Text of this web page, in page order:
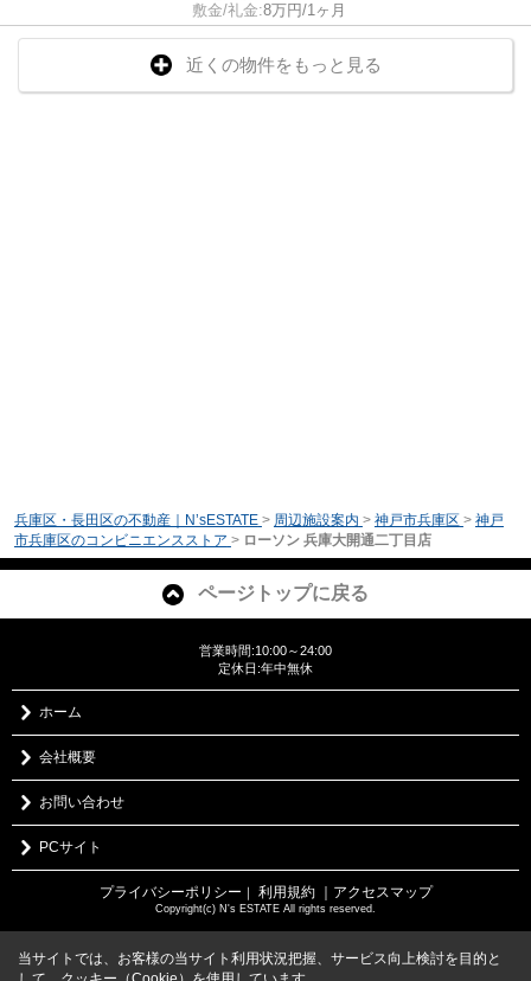
敷金/礼金:8万円/1ヶ月
近くの物件をもっと見る
兵庫区・長田区の不動産｜N’sESTATE > 周辺施設案内 > 神戸市兵庫区 > 神戸
市兵庫区のコンビニエンスストア > ローソン 兵庫大開通二丁目店
ページトップに戻る
営業時間:10:00～24:00
定休日:年中無休
ホーム
会社概要
お問い合わせ
PCサイト
プライバシーポリシー ｜ 利用規約 ｜アクセスマップ
Copyright(c) N's ESTATE All rights reserved.
当サイトでは、お客様の当サイト利用状況把握、サービス向上検討を目的と